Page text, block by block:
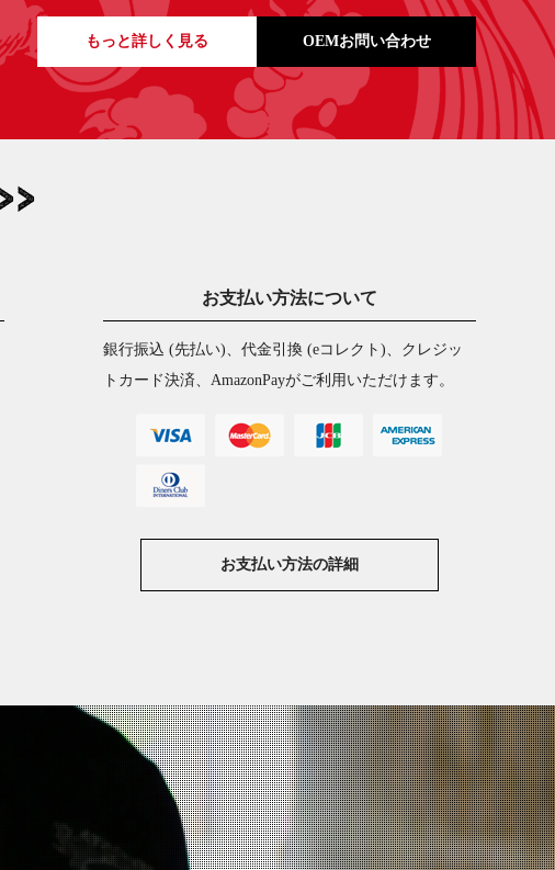
もっと詳しく見る OEMお問い合わせ
お支払い方法について
銀行振込 (先払い)、代金引換 (eコレクト)、クレジッ
トカード決済、AmazonPayがご利用いただけます。
お支払い方法の詳細